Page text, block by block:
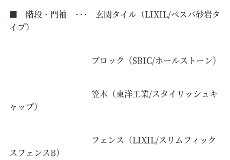
■ 階段・門袖 ･･･ 玄関タイル（LIXIL/ベスバ砂岩タ
イプ）
ブロック（SBIC/ホールストーン）
笠木（東洋工業/スタイリッシュキ
ャップ）
フェンス（LIXIL/スリムフィック
スフェンスB）